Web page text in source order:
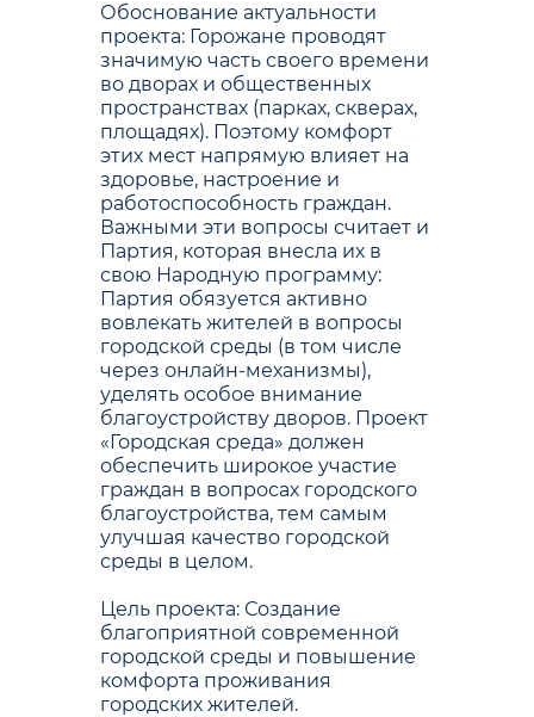
Обоснование актуальности
проекта: Горожане проводят
значимую часть своего времени
во дворах и общественных
пространствах (парках, скверах,
площадях). Поэтому комфорт
этих мест напрямую влияет на
здоровье, настроение и
работоспособность граждан.
Важными эти вопросы считает и
Партия, которая внесла их в
свою Народную программу:
Партия обязуется активно
вовлекать жителей в вопросы
городской среды (в том числе
через онлайн-механизмы),
уделять особое внимание
благоустройству дворов. Проект
«Городская среда» должен
обеспечить широкое участие
граждан в вопросах городского
благоустройства, тем самым
улучшая качество городской
среды в целом.
Цель проекта: Создание
благоприятной современной
городской среды и повышение
комфорта проживания
городских жителей.